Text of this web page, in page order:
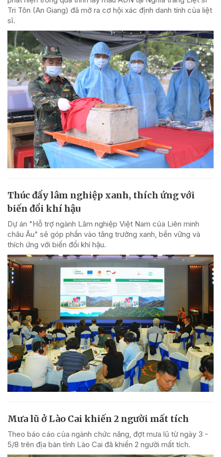
Tri Tôn (An Giang) đã mở ra cơ hội xác định danh tính của liệt
sĩ.
Thúc đẩy lâm nghiệp xanh, thích ứng với
biến đổi khí hậu
Dự án "Hỗ trợ ngành Lâm nghiệp Việt Nam của Liên minh
châu Âu" sẽ góp phần vào tăng trưởng xanh, bền vững và
thích ứng với biến đổi khí hậu.
Mưa lũ ở Lào Cai khiến 2 người mất tích
Theo báo cáo của ngành chức năng, đợt mưa lũ từ ngày 3 -
5/8 trên địa bàn tỉnh Lào Cai đã khiến 2 người mất tích.